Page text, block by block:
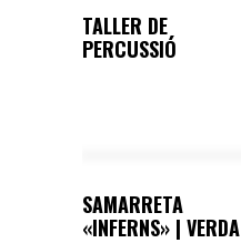
TALLER DE
PERCUSSIÓ
SAMARRETA
«INFERNS» | VERDA